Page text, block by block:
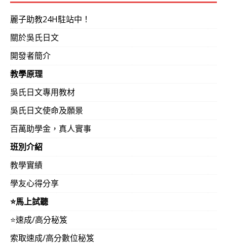
麗子助教24H駐站中！
關於吳氏日文
開發者簡介
教學原理
吳氏日文專用教材
吳氏日文使命及願景
百萬助學金，真人實事
班別介紹
教學實績
學友心得分享
⭐️馬上試聽
⭐️速成/高分秘笈
索取速成/高分數位秘笈